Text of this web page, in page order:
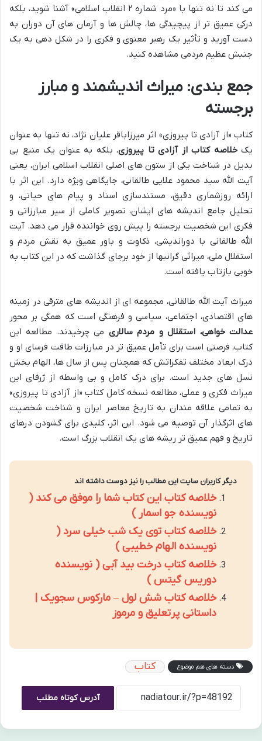
می کند تا نه تنها با «مرد شماره ۲ انقلاب اسلامی» آشنا شوید، بلکه
درکی عمیق تر از پیچیدگی ها، چالش ها و آرمان های آن دوران به
دست آورید و تأثیر یک رهبر معنوی و فکری را در شکل دهی به یک
جنبش عظیم مردمی مشاهده کنید.
جمع بندی: میراث اندیشمند و مبارز
برجسته
کتاب «از آزادی تا پیروزی» اثر میرزاباقر علیان نژاد، نه تنها به عنوان
یکخلاصه کتاب از آزادی تا پیروزی، بلکه به عنوان یک منبع بی
بدیل در شناخت یکی از ستون های اصلی انقلاب اسلامی ایران، یعنی
آیت الله سید محمود علایی طالقانی، جایگاهی ویژه دارد. این اثر با
ارائه روزشماری دقیق، مستندسازی اسناد و پیام های حیاتی، و
تحلیل جامع اندیشه های ایشان، تصویر کاملی از سیر مبارزاتی و
فکری این شخصیت برجسته را پیش روی خواننده قرار می دهد. آیت
الله طالقانی با دوراندیشی، ذکاوت و باور عمیق به نقش مردم و
استقلال ملی، میراثی گرانبها از خود برجای گذاشت که در این کتاب به
خوبی بازتاب یافته است.
میراث آیت الله طالقانی، مجموعه ای از اندیشه های مترقی در زمینه
های اقتصادی، اجتماعی، سیاسی و فرهنگی است که همگی بر محور
عدالت خواهی، استقلال و مردم سالاری می چرخیدند. مطالعه این
کتاب، فرصتی است برای تأمل عمیق تر در مبارزات طاقت فرسای او و
درک ابعاد مختلف تفکراتش که همچنان پس از سال ها، الهام بخش
نسل های جدید است. برای درک کامل و بی واسطه از ژرفای این
میراث فکری و عملی، مطالعه نسخه کامل کتاب «از آزادی تا پیروزی»
به تمامی علاقه مندان به تاریخ معاصر ایران و شناخت شخصیت
های اثرگذار آن توصیه می شود. این اثر، کلیدی برای گشودن درهای
تاریخ و فهم عمیق تر ریشه های یک انقلاب بزرگ است.
دیگر کاربران سایت این مطالب را نیز دوست داشته اند
خلاصه کتاب این کتاب شما را موفق می کند (
نویسنده جو اسمار )
خلاصه کتاب توی یک شب خیلی سرد (
نویسنده الهام خطیبی )
خلاصه کتاب درخت بید آبی ( نویسنده
دوریس گیتس )
خلاصه کتاب شش لول – مارکوس سجویک |
داستانی پرتعلیق و مرموز
دسته های هم موضوع کتاب
آدرس کوتاه مطلب